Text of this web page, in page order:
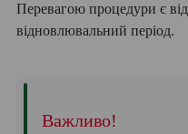
Перевагою процедури є
відновлювальний період.
Важливо!